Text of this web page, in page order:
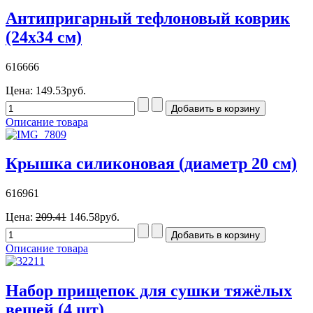
Антипригарный тефлоновый коврик
(24х34 см)
616666
Цена: 149.53руб.
Описание товара
Крышка силиконовая (диаметр 20 см)
616961
Цена: 209.41 146.58руб.
Описание товара
Набор прищепок для сушки тяжёлых